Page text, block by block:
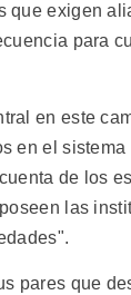
que exigen
para
en este
en el
de los
las
pares que